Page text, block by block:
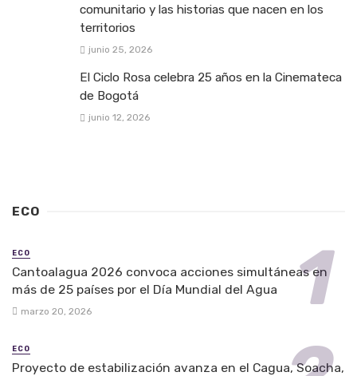
comunitario y las historias que nacen en los
territorios
junio 25, 2026
El Ciclo Rosa celebra 25 años en la Cinemateca
de Bogotá
junio 12, 2026
ECO
ECO
Cantoalagua 2026 convoca acciones simultáneas en
más de 25 países por el Día Mundial del Agua
marzo 20, 2026
ECO
Proyecto de estabilización avanza en el Cagua, Soacha,